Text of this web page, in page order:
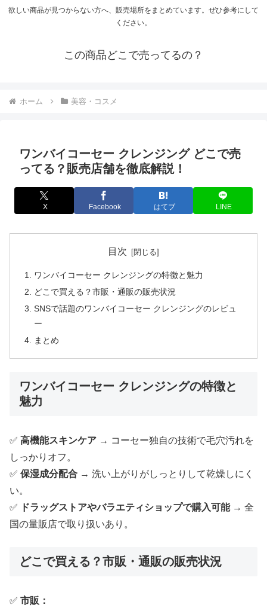
欲しい商品が見つからない方へ、販売場所をまとめています。ぜひ参考にして
ください。
この商品どこで売ってるの？
ホーム 美容・コスメ
ワンバイコーセー クレンジング どこで売
ってる？販売店舗を徹底解説！
X Facebook はてブ LINE
目次
ワンバイコーセー クレンジングの特徴と魅力
どこで買える？市販・通販の販売状況
SNSで話題のワンバイコーセー クレンジングのレビュ
ー
まとめ
ワンバイコーセー クレンジングの特徴と
魅力
✅ 高機能スキンケア → コーセー独自の技術で毛穴汚れを
しっかりオフ。
✅ 保湿成分配合 → 洗い上がりがしっとりして乾燥しにく
い。
✅
ドラッグストアやバラエティショップで購入可能→ 全
国の量販店で取り扱いあり。
どこで買える？市販・通販の販売状況
✅ 市販：